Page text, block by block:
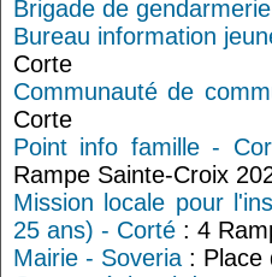
Brigade de
Bureau information
Corte
Communauté de
Corte
Point info famille -
Rampe Sainte-Croix
Mission locale pour
25 ans) - Corté : 4
Mairie - Soveria : Place